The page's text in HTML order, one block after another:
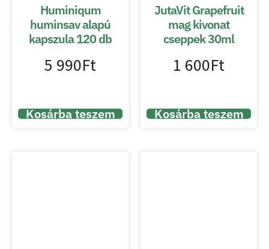
Huminiqum
huminsav alapú
kapszula 120 db
5 990Ft
Kosárba teszem
JutaVit Grapefruit
mag kivonat
cseppek 30ml
1 600Ft
Kosárba teszem